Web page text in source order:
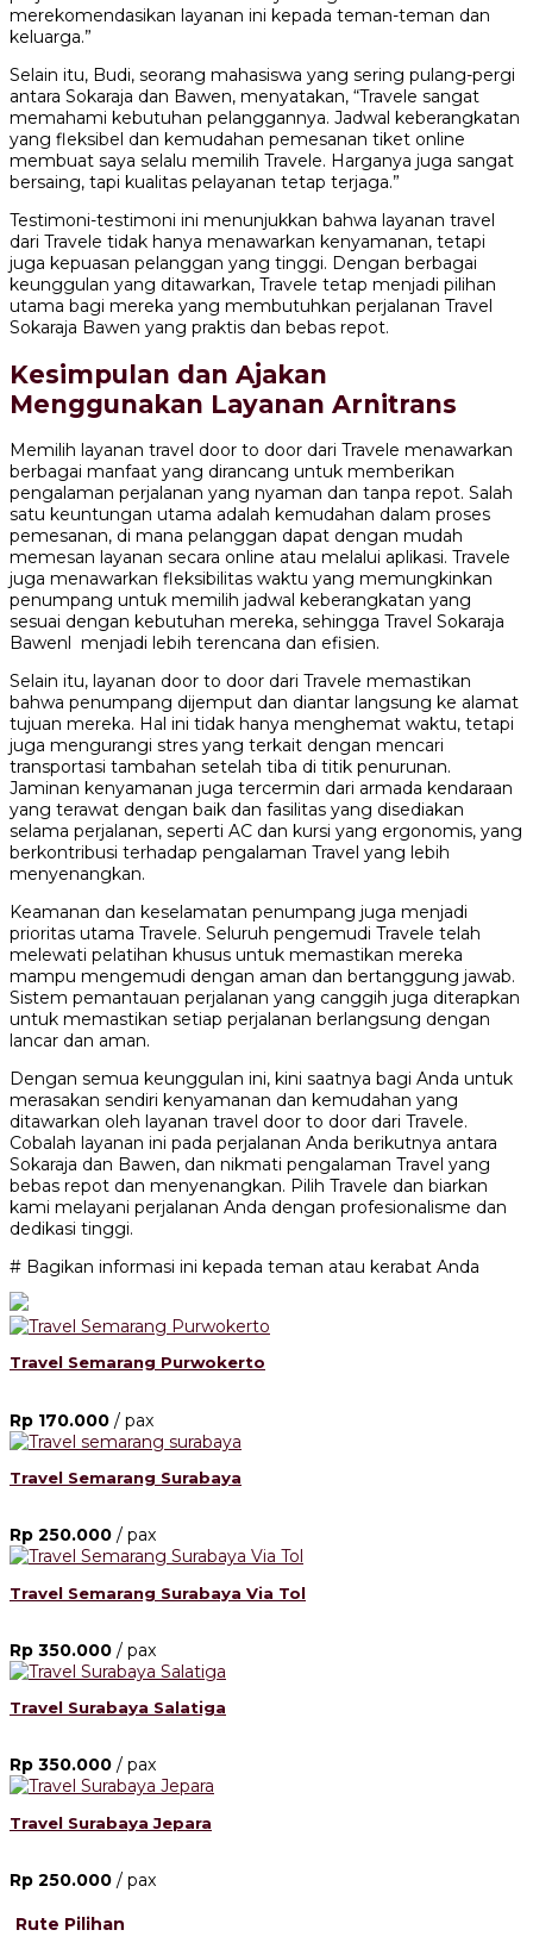
merekomendasikan layanan ini kepada teman-teman dan
keluarga.”
Selain itu, Budi, seorang mahasiswa yang sering pulang-pergi
antara Sokaraja dan Bawen, menyatakan, “Travele sangat
memahami kebutuhan pelanggannya. Jadwal keberangkatan
yang fleksibel dan kemudahan pemesanan tiket online
membuat saya selalu memilih Travele. Harganya juga sangat
bersaing, tapi kualitas pelayanan tetap terjaga.”
Testimoni-testimoni ini menunjukkan bahwa layanan travel
dari Travele tidak hanya menawarkan kenyamanan, tetapi
juga kepuasan pelanggan yang tinggi. Dengan berbagai
keunggulan yang ditawarkan, Travele tetap menjadi pilihan
utama bagi mereka yang membutuhkan perjalanan Travel
Sokaraja Bawen yang praktis dan bebas repot.
Kesimpulan dan Ajakan
Menggunakan Layanan Arnitrans
Memilih layanan travel door to door dari Travele menawarkan
berbagai manfaat yang dirancang untuk memberikan
pengalaman perjalanan yang nyaman dan tanpa repot. Salah
satu keuntungan utama adalah kemudahan dalam proses
pemesanan, di mana pelanggan dapat dengan mudah
memesan layanan secara online atau melalui aplikasi. Travele
juga menawarkan fleksibilitas waktu yang memungkinkan
penumpang untuk memilih jadwal keberangkatan yang
sesuai dengan kebutuhan mereka, sehingga Travel Sokaraja
Bawenl menjadi lebih terencana dan efisien.
Selain itu, layanan door to door dari Travele memastikan
bahwa penumpang dijemput dan diantar langsung ke alamat
tujuan mereka. Hal ini tidak hanya menghemat waktu, tetapi
juga mengurangi stres yang terkait dengan mencari
transportasi tambahan setelah tiba di titik penurunan.
Jaminan kenyamanan juga tercermin dari armada kendaraan
yang terawat dengan baik dan fasilitas yang disediakan
selama perjalanan, seperti AC dan kursi yang ergonomis, yang
berkontribusi terhadap pengalaman Travel yang lebih
menyenangkan.
Keamanan dan keselamatan penumpang juga menjadi
prioritas utama Travele. Seluruh pengemudi Travele telah
melewati pelatihan khusus untuk memastikan mereka
mampu mengemudi dengan aman dan bertanggung jawab.
Sistem pemantauan perjalanan yang canggih juga diterapkan
untuk memastikan setiap perjalanan berlangsung dengan
lancar dan aman.
Dengan semua keunggulan ini, kini saatnya bagi Anda untuk
merasakan sendiri kenyamanan dan kemudahan yang
ditawarkan oleh layanan travel door to door dari Travele.
Cobalah layanan ini pada perjalanan Anda berikutnya antara
Sokaraja dan Bawen, dan nikmati pengalaman Travel yang
bebas repot dan menyenangkan. Pilih Travele dan biarkan
kami melayani perjalanan Anda dengan profesionalisme dan
dedikasi tinggi.
# Bagikan informasi ini kepada teman atau kerabat Anda
Travel Semarang Purwokerto
Rp 170.000 / pax
Travel Semarang Surabaya
Rp 250.000 / pax
Travel Semarang Surabaya Via Tol
Rp 350.000 / pax
Travel Surabaya Salatiga
Rp 350.000 / pax
Travel Surabaya Jepara
Rp 250.000 / pax
Rute Pilihan